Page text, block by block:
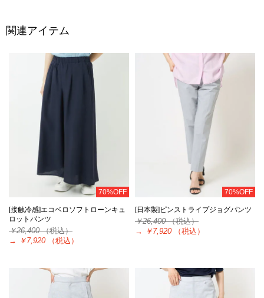
関連アイテム
70%OFF
[接触冷感]エコベロソフトローンキュ
ロットパンツ
￥26,400（税込）
→
￥7,920 （税込）
70%OFF
[日本製]ピンストライプジョグパンツ
￥26,400（税込）
→
￥7,920 （税込）